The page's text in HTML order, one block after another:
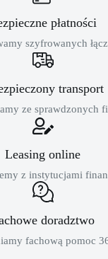
płatności
szyfrowanych łącz
transport
ze sprawdzonych
Leasing online
z instytucjami
doradztwo
fachową pomoc